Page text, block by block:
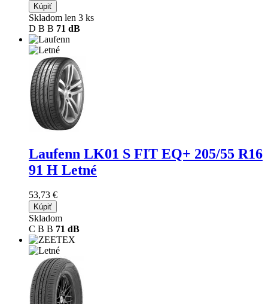
Kúpiť
Skladom len 3 ks
D B B 71 dB
Laufenn LK01 S FIT EQ+ 205/55 R16
91 H Letné
53,73 €
Kúpiť
Skladom
C B B 71 dB